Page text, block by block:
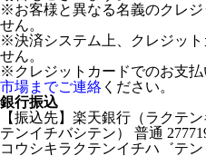
※お客様と異なる名義のクレ
せん。
※決済システム上、クレジッ
せん。
※クレジットカードでのお支
市場までご連絡 ください。
銀行振込
【振込先】楽天銀行（ラクテ
テンイチバシテン） 普通
コウシキラクテンイチハ゛テン